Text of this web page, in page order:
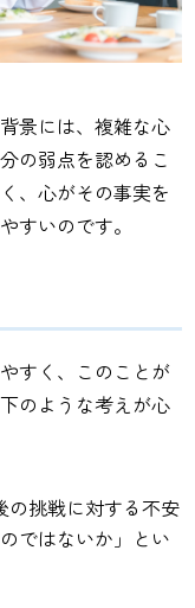
景には、複雑な心
の弱点を認めるこ
、心がその事実を
すいのです。
すく、このことが
のような考えが心
の挑戦に対する不安
ではないか」とい